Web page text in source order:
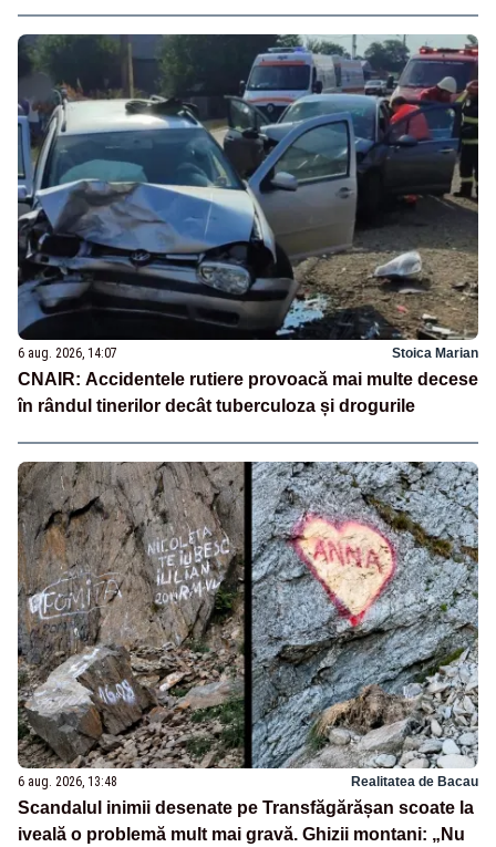
6 aug. 2026, 14:07 Stoica Marian
CNAIR: Accidentele rutiere provoacă mai multe decese
în rândul tinerilor decât tuberculoza și drogurile
6 aug. 2026, 13:48 Realitatea de Bacau
Scandalul inimii desenate pe Transfăgărășan scoate la
iveală o problemă mult mai gravă. Ghizii montani: „Nu